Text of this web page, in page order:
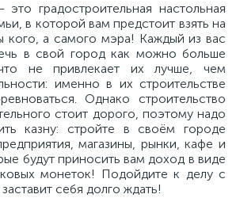
это градостроительная настольная
в которой вам предстоит взять на
кого, а самого мэра! Каждый из вас
в свой город как можно больше
не привлекает их лучше, чем
именно в их строительстве
Однако строительство
стоит дорого, поэтому надо
казну: стройте в своём городе
магазины, рынки, кафе и
будут приносить вам доход в виде
монеток! Подойдите к делу с
себя долго ждать!